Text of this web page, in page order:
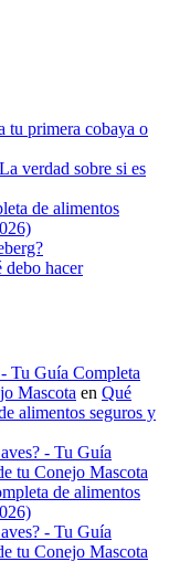
tu primera cobaya o
verdad sobre si es
de alimentos
hacer
Tu Guía Completa
Mascota en Qué
alimentos seguros y
- Tu Guía
tu Conejo Mascota
de alimentos
- Tu Guía
tu Conejo Mascota